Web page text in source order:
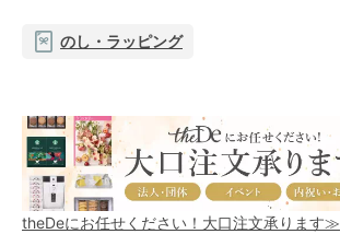
のし・ラッピング
theDeにお任せください！大口注文承ります≫